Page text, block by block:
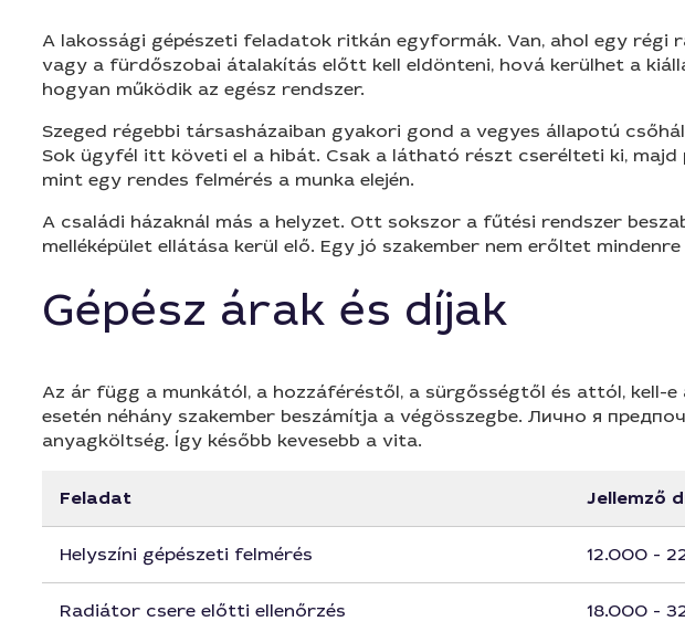
A lakossági gépészeti feladatok ritkán egyformák. Van, ahol egy régi
vagy a fürdőszobai átalakítás előtt kell eldönteni, hová kerülhet a
hogyan működik az egész rendszer.
Szeged régebbi társasházaiban gyakori gond a vegyes állapotú
Sok ügyfél itt követi el a hibát. Csak a látható részt cserélteti ki,
mint egy rendes felmérés a munka elején.
A családi házaknál más a helyzet. Ott sokszor a fűtési rendszer
melléképület ellátása kerül elő. Egy jó szakember nem erőltet
Gépész árak és díjak
Az ár függ a munkától, a hozzáféréstől, a sürgősségtől és attól, kell-
esetén néhány szakember beszámítja a végösszegbe. Лично я
anyagköltség. Így később kevesebb a vita.
Feladat Jellemző
Helyszíni gépészeti felmérés 12.000 -
Radiátor csere előtti ellenőrzés 18.000 -